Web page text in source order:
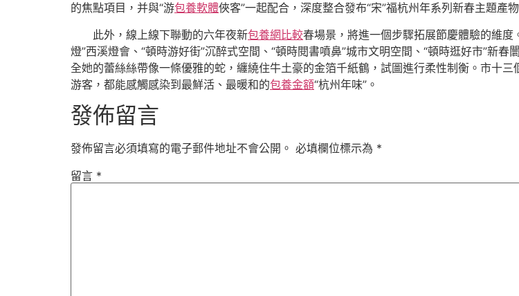
的焦點項目，并與“游包養軟體俠客”一起配合，深度整合發布“宋”福杭州年系列新春主題產
此外，線上線下聯動的六年夜新包養網比較春場景，將進一個步驟拓展節慶體驗的維度
燈”西溪燈會、“頓時游好街”沉醉式空間、“頓時閱書噴鼻”城市文明空間、“頓時逛好市”新春
全她的蕾絲絲帶像一條優雅的蛇，纏繞住牛土豪的金箔千紙鶴，試圖進行柔性制衡。市十三
游客，都能感觸感染到最鮮活、最暖和的包養金額“杭州年味”。
發佈留言
發佈留言必須填寫的電子郵件地址不會公開。 必填欄位標示為 *
留言 *